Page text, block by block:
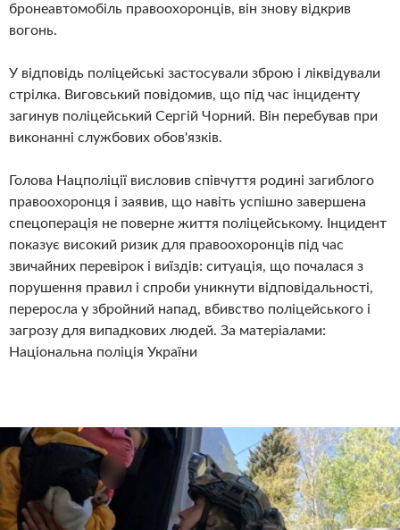
бронеавтомобіль правоохоронців, він знову відкрив
вогонь.
У відповідь поліцейські застосували зброю і ліквідували
стрілка. Виговський повідомив, що під час інциденту
загинув поліцейський Сергій Чорний. Він перебував при
виконанні службових обов'язків.
Голова Нацполіції висловив співчуття родині загиблого
правоохоронця і заявив, що навіть успішно завершена
спецоперація не поверне життя поліцейському. Інцидент
показує високий ризик для правоохоронців під час
звичайних перевірок і виїздів: ситуація, що почалася з
порушення правил і спроби уникнути відповідальності,
переросла у збройний напад, вбивство поліцейського і
загрозу для випадкових людей. За матеріалами:
Національна поліція України